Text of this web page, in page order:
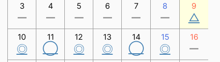
3
ー
4
ー
5
ー
6
ー
7
ー
8
ー
9
△
10
◎
11
◯
12
◎
13
◎
14
◯
15
◎
16
ー